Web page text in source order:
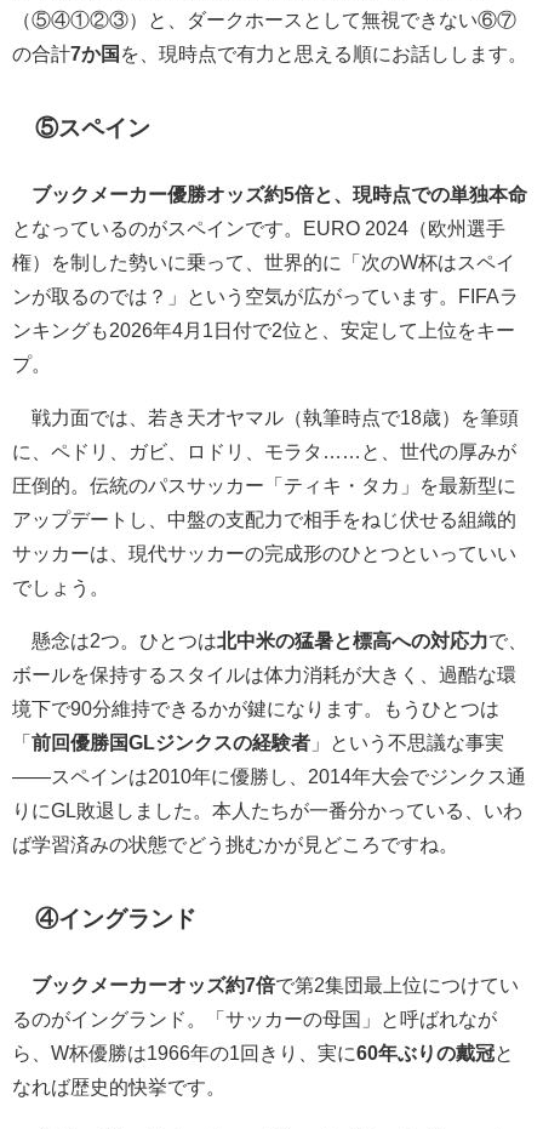
（⑤④①②③）と、ダークホースとして無視できない⑥⑦
の合計7か国 を、現時点で有力と思える順にお話しします。
⑤スペイン
ブックメーカー優勝オッズ約5倍と、現時点での単独本命
となっているのがスペインです。EURO 2024（欧州選手
権）を制した勢いに乗って、世界的に「次のW杯はスペイ
ンが取るのでは？」という空気が広がっています。FIFAラ
ンキングも2026年4月1日付で2位と、安定して上位をキー
プ。
戦力面では、若き天才ヤマル（執筆時点で18歳）を筆頭
に、ペドリ、ガビ、ロドリ、モラタ……と、世代の厚みが
圧倒的。伝統のパスサッカー「ティキ・タカ」を最新型に
アップデートし、中盤の支配力で相手をねじ伏せる組織的
サッカーは、現代サッカーの完成形のひとつといっていい
でしょう。
懸念は2つ。ひとつは北中米の猛暑と標高への対応力で、
ボールを保持するスタイルは体力消耗が大きく、過酷な環
境下で90分維持できるかが鍵になります。もうひとつは
「 前回優勝国GLジンクスの経験者 」という不思議な事実
――スペインは2010年に優勝し、2014年大会でジンクス通
りにGL敗退しました。本人たちが一番分かっている、いわ
ば学習済みの状態でどう挑むかが見どころですね。
④イングランド
ブックメーカーオッズ約7倍で第2集団最上位につけてい
るのがイングランド。「サッカーの母国」と呼ばれなが
ら、W杯優勝は1966年の1回きり、実に60年ぶりの戴冠と
なれば歴史的快挙です。